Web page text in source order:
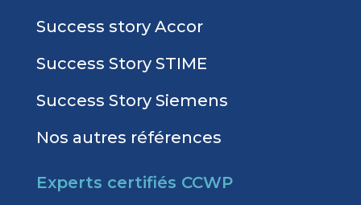
Success story Accor
Success Story STIME
Success Story Siemens
Nos autres références
Experts certifiés CCWP